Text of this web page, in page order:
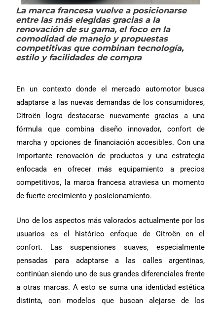
La marca francesa vuelve a posicionarse
entre las más elegidas gracias a la
renovación de su gama, el foco en la
comodidad de manejo y propuestas
competitivas que combinan tecnología,
estilo y facilidades de compra
En un contexto donde el mercado automotor busca
adaptarse a las nuevas demandas de los consumidores,
Citroën logra destacarse nuevamente gracias a una
fórmula que combina diseño innovador, confort de
marcha y opciones de financiación accesibles. Con una
importante renovación de productos y una estrategia
enfocada en ofrecer más equipamiento a precios
competitivos, la marca francesa atraviesa un momento
de fuerte crecimiento y posicionamiento.
Uno de los aspectos más valorados actualmente por los
usuarios es el histórico enfoque de Citroën en el
confort. Las suspensiones suaves, especialmente
pensadas para adaptarse a las calles argentinas,
continúan siendo uno de sus grandes diferenciales frente
a otras marcas. A esto se suma una identidad estética
distinta, con modelos que buscan alejarse de los